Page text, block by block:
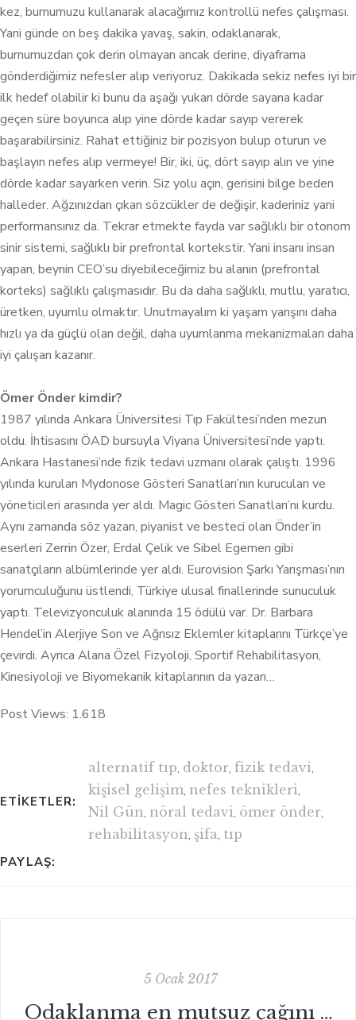
kez, burnumuzu kullanarak alacağımız kontrollü nefes çalışması.
Yani günde on beş dakika yavaş, sakin, odaklanarak,
burnumuzdan çok derin olmayan ancak derine, diyaframa
gönderdiğimiz nefesler alıp veriyoruz. Dakikada sekiz nefes iyi bir
ilk hedef olabilir ki bunu da aşağı yukarı dörde sayana kadar
geçen süre boyunca alıp yine dörde kadar sayıp vererek
başarabilirsiniz. Rahat ettiğiniz bir pozisyon bulup oturun ve
başlayın nefes alıp vermeye! Bir, iki, üç, dört sayıp alın ve yine
dörde kadar sayarken verin. Siz yolu açın, gerisini bilge beden
halleder. Ağzınızdan çıkan sözcükler de değişir, kaderiniz yani
performansınız da. Tekrar etmekte fayda var sağlıklı bir otonom
sinir sistemi, sağlıklı bir prefrontal kortekstir. Yani insanı insan
yapan, beynin CEO’su diyebileceğimiz bu alanın (prefrontal
korteks) sağlıklı çalışmasıdır. Bu da daha sağlıklı, mutlu, yaratıcı,
üretken, uyumlu olmaktır. Unutmayalım ki yaşam yarışını daha
hızlı ya da güçlü olan değil, daha uyumlanma mekanizmaları daha
iyi çalışan kazanır.
Ömer Önder kimdir?
1987 yılında Ankara Üniversitesi Tıp Fakültesi’nden mezun
oldu. İhtisasını ÖAD bursuyla Viyana Üniversitesi’nde yaptı.
Ankara Hastanesi’nde fizik tedavi uzmanı olarak çalıştı. 1996
yılında kurulan Mydonose Gösteri Sanatları’nın kurucuları ve
yöneticileri arasında yer aldı. Magic Gösteri Sanatları’nı kurdu.
Aynı zamanda söz yazarı, piyanist ve besteci olan Önder’in
eserleri Zerrin Özer, Erdal Çelik ve Sibel Egemen gibi
sanatçıların albümlerinde yer aldı. Eurovision Şarkı Yarışması’nın
yorumculuğunu üstlendi, Türkiye ulusal finallerinde sunuculuk
yaptı. Televizyonculuk alanında 15 ödülü var. Dr. Barbara
Hendel’in Alerjiye Son ve Ağrısız Eklemler kitaplarını Türkçe’ye
çevirdi. Ayrıca Alana Özel Fizyoloji, Sportif Rehabilitasyon,
Kinesiyoloji ve Biyomekanik kitaplarının da yazarı…
Post Views: 1.618
ETIKETLER:
alternatif tıp, doktor, fizik tedavi,
kişisel gelişim, nefes teknikleri,
Nil Gün, nöral tedavi, ömer önder,
rehabilitasyon, şifa, tıp
PAYLAŞ:
5 Ocak 2017
Odaklanma en mutsuz çağını yaşıyor